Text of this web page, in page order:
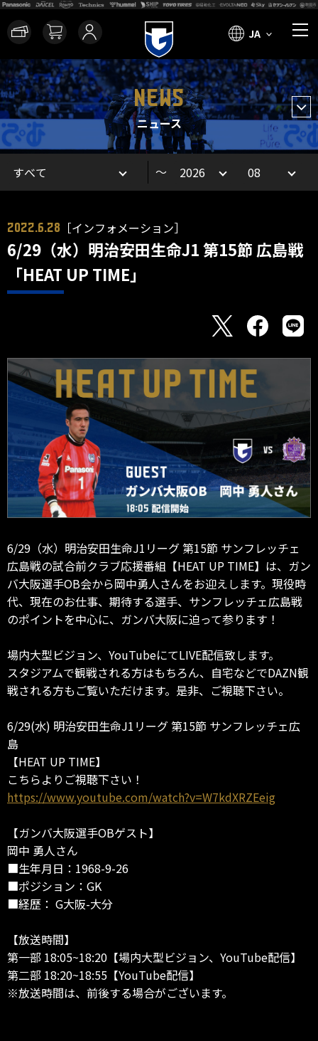
JA
NEWS
ニュース
～
2022.6.28 ［インフォメーション］
6/29（水）明治安田生命J1 第15節 広島戦
「HEAT UP TIME」
6/29（水）明治安田生命J1リーグ 第15節 サンフレッチェ
広島戦の試合前クラブ応援番組【HEAT UP TIME】は、ガン
バ大阪選手OB会から岡中勇人さんをお迎えします。現役時
代、現在のお仕事、期待する選手、サンフレッチェ広島戦
のポイントを中心に、ガンバ大阪に迫って参ります！
場内大型ビジョン、YouTubeにてLIVE配信致します。
スタジアムで観戦される方はもちろん、自宅などでDAZN観
戦される方もご覧いただけます。是非、ご視聴下さい。
6/29(水) 明治安田生命J1リーグ 第15節 サンフレッチェ広
島
【HEAT UP TIME】
こちらよりご視聴下さい！
https://www.youtube.com/watch?v=W7kdXRZEeig
【ガンバ大阪選手OBゲスト】
岡中 勇人さん
■生年月日：1968-9-26
■ポジション：GK
■経歴： G大阪-大分
【放送時間】
第一部 18:05~18:20【場内大型ビジョン、YouTube配信】
第二部 18:20~18:55【YouTube配信】
※放送時間は、前後する場合がございます。